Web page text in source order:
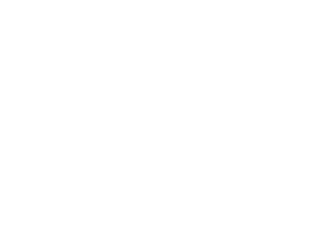
og korte udflugter. Rygsækken er
skulderstropper for
og sidelommer i
yderligere, hvilket gør Nebula